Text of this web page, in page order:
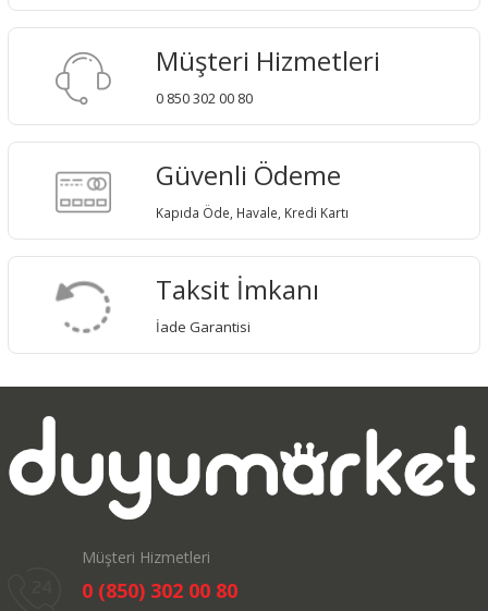
Müşteri Hizmetleri
0 850 302 00 80
Güvenli Ödeme
Kapıda Öde, Havale, Kredi Kartı
Taksit İmkanı
İade Garantisi
Müşteri Hizmetleri
0 (850) 302 00 80